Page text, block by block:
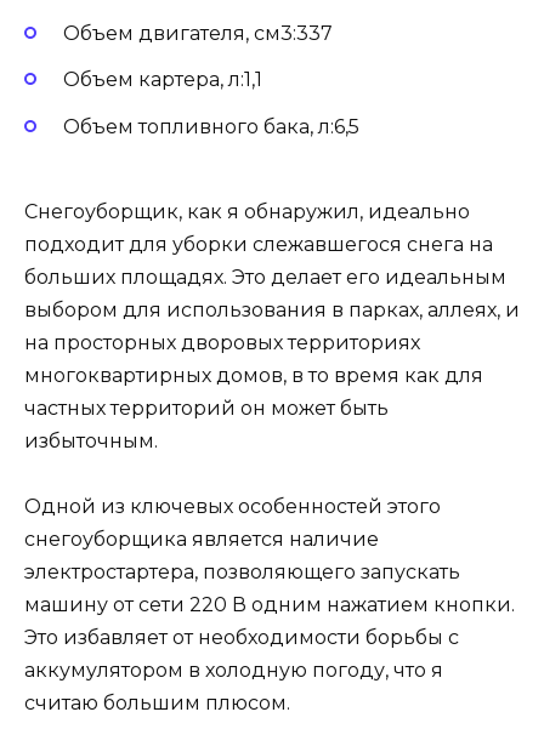
Объем двигателя, см3:337
Объем картера, л:1,1
Объем топливного бака, л:6,5
Снегоуборщик, как я обнаружил, идеально
подходит для уборки слежавшегося снега на
больших площадях. Это делает его идеальным
выбором для использования в парках, аллеях, и
на просторных дворовых территориях
многоквартирных домов, в то время как для
частных территорий он может быть
избыточным.
Одной из ключевых особенностей этого
снегоуборщика является наличие
электростартера, позволяющего запускать
машину от сети 220 В одним нажатием кнопки.
Это избавляет от необходимости борьбы с
аккумулятором в холодную погоду, что я
считаю большим плюсом.